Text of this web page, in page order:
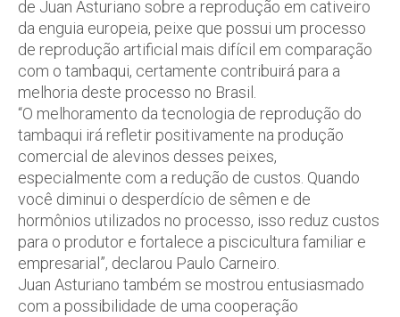
de Juan Asturiano sobre a reprodução em cativeiro
da enguia europeia, peixe que possui um processo
de reprodução artificial mais difícil em comparação
com o tambaqui, certamente contribuirá para a
melhoria deste processo no Brasil.
“O melhoramento da tecnologia de reprodução do
tambaqui irá refletir positivamente na produção
comercial de alevinos desses peixes,
especialmente com a redução de custos. Quando
você diminui o desperdício de sêmen e de
hormônios utilizados no processo, isso reduz custos
para o produtor e fortalece a piscicultura familiar e
empresarial”, declarou Paulo Carneiro.
Juan Asturiano também se mostrou entusiasmado
com a possibilidade de uma cooperação